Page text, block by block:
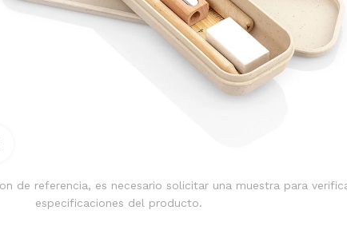
de referencia, es necesario solicitar una muestra para
especificaciones del producto.